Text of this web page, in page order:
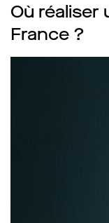
Où réaliser
France ?